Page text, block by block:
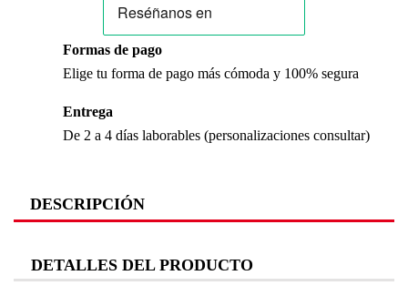
Formas de pago
Elige tu forma de pago más cómoda y 100% segura
Entrega
De 2 a 4 días laborables (personalizaciones consultar)
DESCRIPCIÓN
DETALLES DEL PRODUCTO